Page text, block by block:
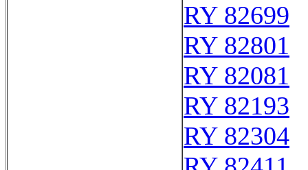
RY 82699
RY 82801
RY 82081
RY 82193
RY 82304